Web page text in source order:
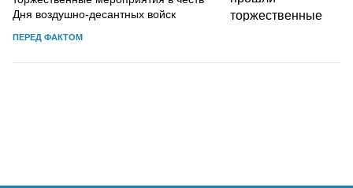
Дня воздушно-десантных войск
ПЕРЕД ФАКТОМ